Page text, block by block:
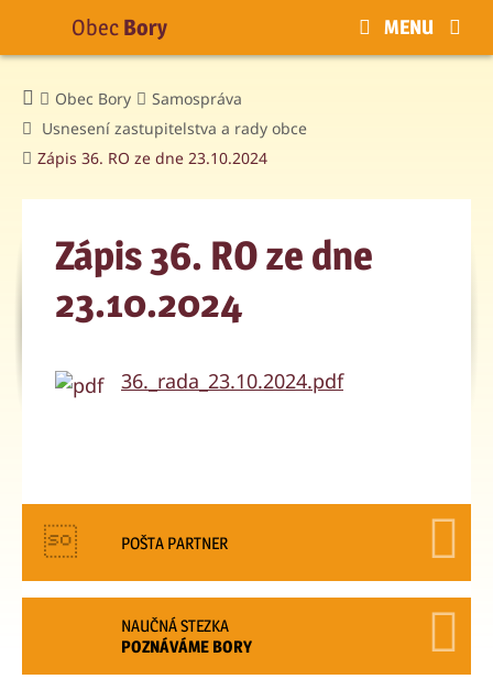
Obec Bory
Samospráva
Usnesení zastupitelstva a rady obce
Zápis 36. RO ze dne 23.10.2024
Zápis 36. RO ze dne
23.10.2024
36._rada_23.10.2024.pdf
POŠTA PARTNER
NAUČNÁ STEZKA
POZNÁVÁME BORY
Obec Bory MENU